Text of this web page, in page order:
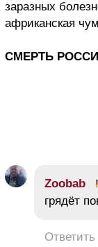
заразных
африканская
СМЕРТЬ
Zoobab
грядёт
Ответить